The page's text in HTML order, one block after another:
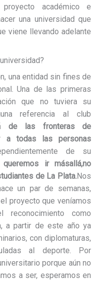
académico e
una universidad que
viene llevando adelante
una entidad sin fines de
Una de las primeras
que no tuviera su
referencia al club
de las fronteras de
a todas las personas
de su
ir másallá,no
de La Plata.Nos
un par de semanas,
proyecto que veníamos
reconocimiento como
a partir de este año ya
con diplomaturas,
al deporte. Por
porque aún no
a ser, esperamos en